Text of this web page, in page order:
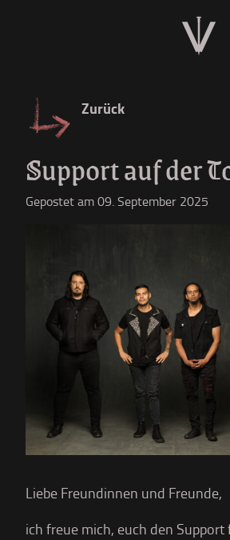
Tour 2026
Der W
Diskographie
Shop
Zurück
Support auf der
Gepostet am 09. September 2025
Liebe Freundinnen und Freunde,
ich freue mich, euch den Support